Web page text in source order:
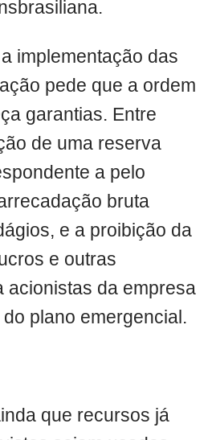
implementação das
pede que a ordem
garantias. Entre
de uma reserva
a pelo
bruta
e a proibição da
e outras
acionistas da empresa
plano emergencial.
que recursos já